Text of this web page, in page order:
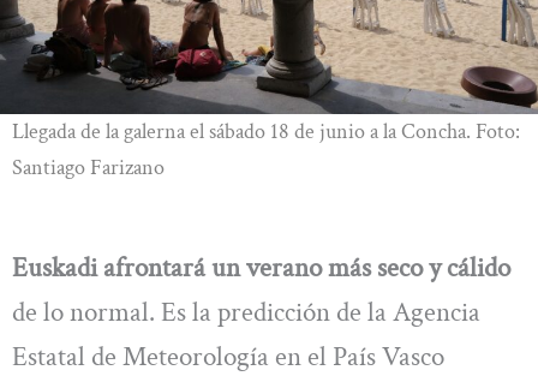
Llegada de la galerna el sábado 18 de junio a la Concha. Foto:
Santiago Farizano
Euskadi afrontará un verano más seco y cálido
de lo normal. Es la predicción de la Agencia
Estatal de Meteorología en el País Vasco